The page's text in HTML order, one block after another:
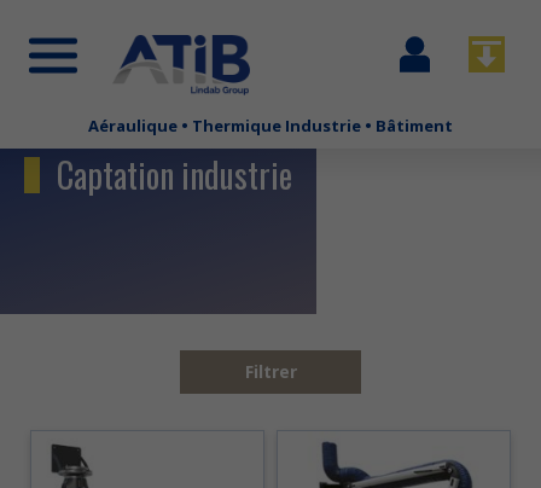
contenu
principal
Aéraulique • Thermique Industrie • Bâtiment
Captation industrie
Filtrer